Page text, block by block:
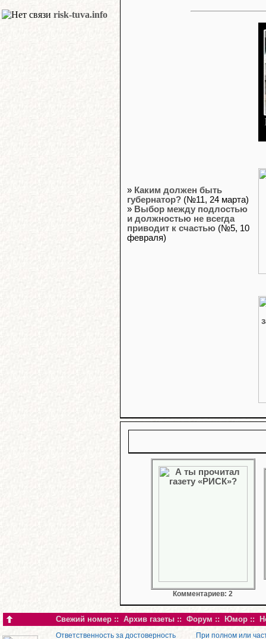
risk-tuva.info
» Каким должен быть
губернатор? (№11, 24 марта)
» Выбор между подлостью
и должностью не всегда
приводит к счастью (№5, 10
февраля)
Комментариев: 2
Свежий номер :: Архив газеты :: Форум :: Юмор ::
Ответственность за достоверность При полном или